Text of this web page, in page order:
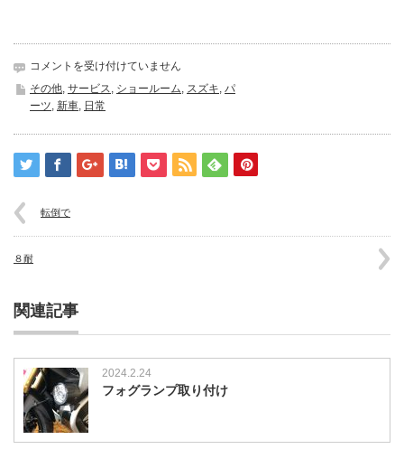
8R
カ
ム
は
コメントを受け付けていません
その他 サービス ショールーム スズキ パ
ーツ 新車 日常
転倒で
８耐
関連記事
2024.2.24
フォグランプ取り付け